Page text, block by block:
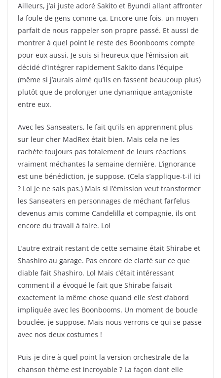
Ailleurs, j’ai juste adoré Sakito et Byundi allant affronter
la foule de gens comme ça. Encore une fois, un moyen
parfait de nous rappeler son propre passé. Et aussi de
montrer à quel point le reste des Boonbooms compte
pour eux aussi. Je suis si heureux que l’émission ait
décidé d’intégrer rapidement Sakito dans l’équipe
(même si j’aurais aimé qu’ils en fassent beaucoup plus)
plutôt que de prolonger une dynamique antagoniste
entre eux.
Avec les Sanseaters, le fait qu’ils en apprennent plus
sur leur cher MadRex était bien. Mais cela ne les
rachète toujours pas totalement de leurs réactions
vraiment méchantes la semaine dernière. L’ignorance
est une bénédiction, je suppose. (Cela s’applique-t-il ici
? Lol je ne sais pas.) Mais si l’émission veut transformer
les Sanseaters en personnages de méchant farfelus
devenus amis comme Candelilla et compagnie, ils ont
encore du travail à faire. Lol
L’autre extrait restant de cette semaine était Shirabe et
Shashiro au garage. Pas encore de clarté sur ce que
diable fait Shashiro. Lol Mais c’était intéressant
comment il a évoqué le fait que Shirabe faisait
exactement la même chose quand elle s’est d’abord
impliquée avec les Boonbooms. Un moment de boucle
bouclée, je suppose. Mais nous verrons ce qui se passe
avec nos deux costumes !
Puis-je dire à quel point la version orchestrale de la
chanson thème est incroyable ? La façon dont elle